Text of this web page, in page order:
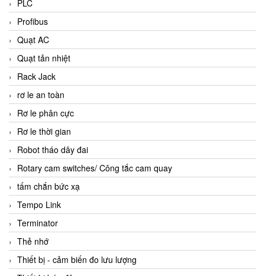
PLC
Profibus
Quạt AC
Quạt tản nhiệt
Rack Jack
rơ le an toàn
Rơ le phân cực
Rơ le thời gian
Robot tháo dây đai
Rotary cam switches/ Công tắc cam quay
tấm chắn bức xạ
Tempo Link
Terminator
Thẻ nhớ
Thiết bị - cảm biến đo lưu lượng